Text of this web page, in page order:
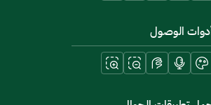
الوصول